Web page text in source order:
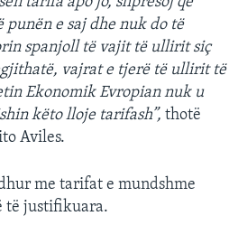
punën e saj dhe nuk do të
spanjoll të vajit të ullirit siç
vajrat e tjerë të ullirit të
Ekonomik Evropian nuk u
këto lloje tarifash”, thotë
Aviles.
me tarifat e mundshme
të justifikuara.